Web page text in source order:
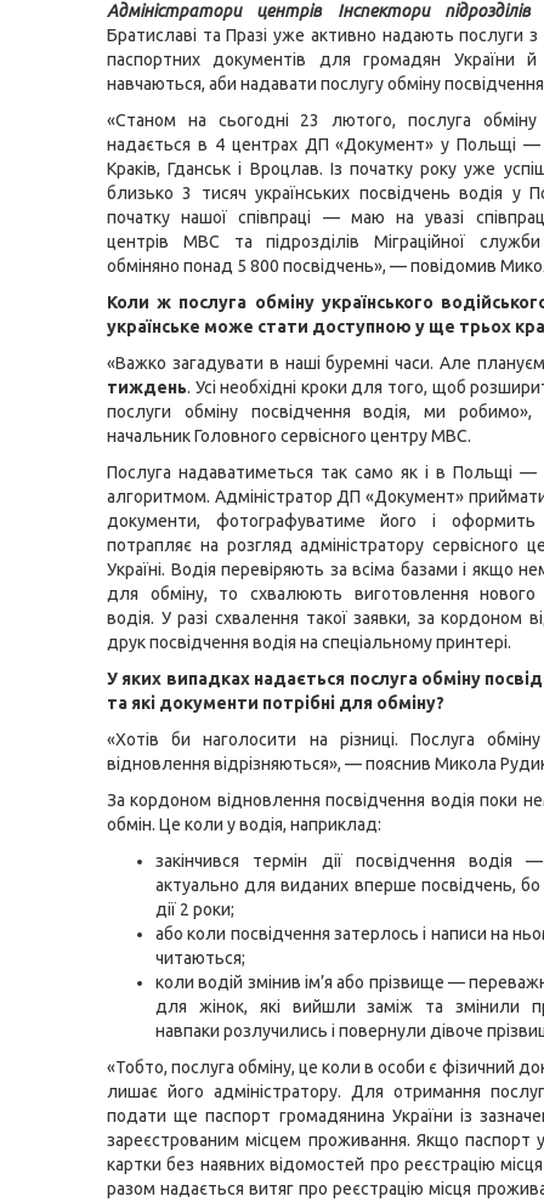
Адміністратори центрів Інспектори підрозділів
Братиславі та Празі уже активно надають послуги
паспортних документів для громадян України й
навчаються, аби надавати послугу обміну
«Станом на сьогодні 23 лютого, послуга обміну
надається в 4 центрах ДП «Документ» у Польщі
Краків, Гданськ і Вроцлав. Із початку року уже
близько 3 тисяч українських посвідчень водія у
початку нашої співпраці — маю на увазі
центрів МВС та підрозділів Міграційної
обміняно понад 5 800 посвідчень», — повідомив
Коли ж послуга обміну українського
українське може стати доступною у ще трьох
«Важко загадувати в наші буремні часи. Але
тиждень. Усі необхідні кроки для того, щоб
послуги обміну посвідчення водія, ми
начальник Головного сервісного центру МВС.
Послуга надаватиметься так само як і в Польщі
алгоритмом. Адміністратор ДП «Документ»
документи, фотографуватиме його і оформить
потрапляє на розгляд адміністратору сервісного
Україні. Водія перевіряють за всіма базами і якщо
для обміну, то схвалюють виготовлення нового
водія. У разі схвалення такої заявки, за кордоном
друк посвідчення водія на спеціальному принтері.
У яких випадках надається послуга обміну
та які документи потрібні для обміну?
«Хотів би наголосити на різниці. Послуга
відновлення відрізняються», — пояснив Микола
За кордоном відновлення посвідчення водія поки
обмін. Це коли у водія, наприклад:
закінчився термін дії посвідчення водія
актуально для виданих вперше посвідчень, бо
дії 2 роки;
або коли посвідчення затерлось і написи на
читаються;
коли водій змінив ім’я або прізвище —
для жінок, які вийшли заміж та змінили
навпаки розлучились і повернули дівоче
«Тобто, послуга обміну, це коли в особи є фізичний
лишає його адміністратору. Для отримання
подати ще паспорт громадянина України із
зареєстрованим місцем проживання. Якщо паспорт
картки без наявних відомостей про реєстрацію
разом надається витяг про реєстрацію місця